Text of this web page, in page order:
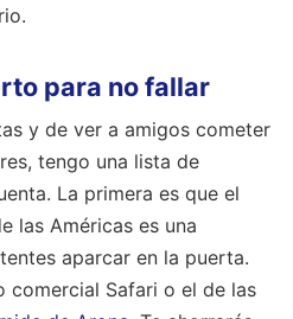
para no fallar
y de ver a amigos cometer
tengo una lista de
La primera es que el
las Américas es una
aparcar en la puerta.
comercial Safari o el de las